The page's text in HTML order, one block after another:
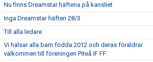
Nu finns Dreamstar häftena på kansliet
Inga Dreamstar häften 28/3
Till alla ledare
Vi hälsar alla barn födda 2012 och deras föräldrar
välkommen till föreningen Piteå IF FF.